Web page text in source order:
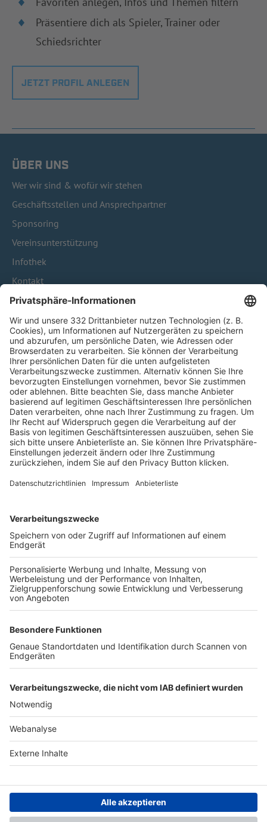
Präsentiere dich als Spieler, Trainer oder
Schiedsrichter
JETZT PROFIL ANLEGEN
ÜBER UNS
Wer wir sind & wofür wir stehen
Geschäftsstellen und Ansprechpartner
Sponsoring
Vereinsunterstützung
Infothek
Kontakt
HÄUFIG BESUCHTE SEITEN
Pässe und Vereinswechsel
Trainerausbildung
Schulungsangebot Vereinsmitarbeiter
BFV-Geschäftsstellen
Trainerbörse
Login SpielPlus
FOLGE DEM BFV
TOP-VEREINE
TOP-PARTNER
Nutzungsbedingungen Datenschutz Impressum